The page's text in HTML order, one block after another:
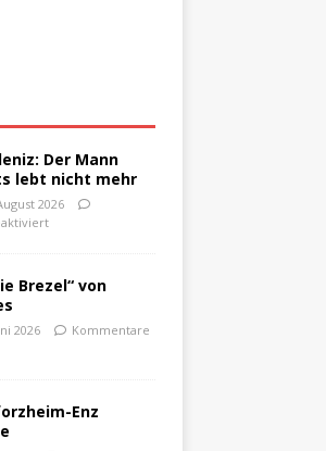
Der Mann
lebt nicht mehr
2026
Brezel“ von
2026
Kommentare
Enz